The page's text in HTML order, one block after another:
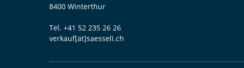
8400 Winterthur
Tel. +41 52 235 26 26
verkauf[at]saesseli.ch